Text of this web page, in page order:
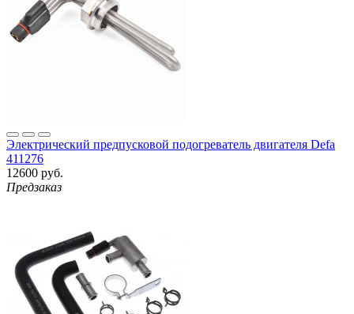
Электрический предпусковой подогреватель двигателя Defa
411276
12600 руб.
Предзаказ